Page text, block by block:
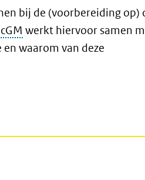
bij de (voorbereiding op)
cGM werkt hiervoor samen
waarom van deze